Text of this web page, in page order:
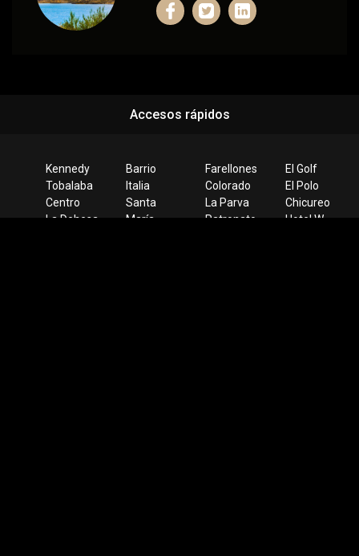
Accesos rápidos
Kennedy
Tobalaba
Centro
La Dehesa
Barrio
Italia
Santa
María
Farellones
Colorado
La Parva
Patronato
El Golf
El Polo
Chicureo
Hotel W